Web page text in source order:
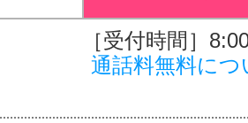
［受付時間］
通話料無料につ